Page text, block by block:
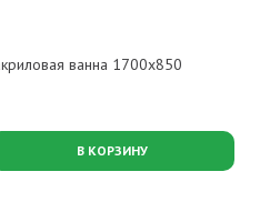
ванна 1700x850
В КОРЗИНУ